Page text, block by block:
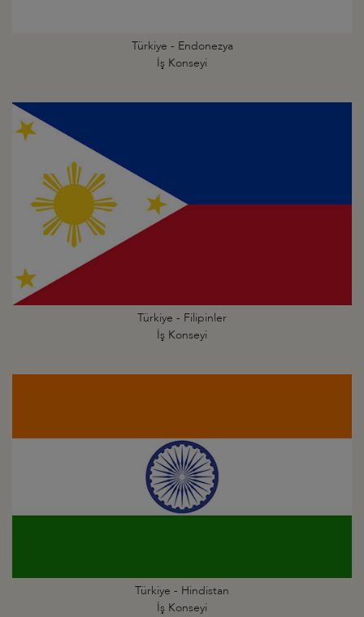
Türkiye - Endonezya
İş Konseyi
Türkiye - Filipinler
İş Konseyi
Türkiye - Hindistan
İş Konseyi